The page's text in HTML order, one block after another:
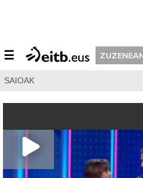
☰
SAIOAK